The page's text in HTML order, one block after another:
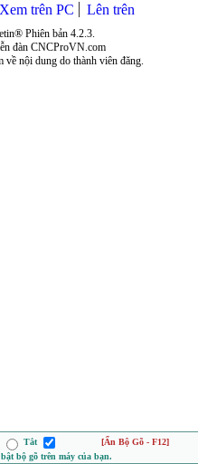
Xem trên PC Lên trên
Phiên bản 4.2.3.
đàn CNCProVN.com
nội dung do thành viên đăng.
Tắt
[Ẩn Bộ Gõ - F12]
bộ gõ trên máy của bạn.